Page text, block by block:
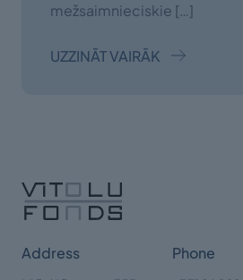
mežsaimnieciskie […]
UZZINĀT VAIRĀK
Address Phone